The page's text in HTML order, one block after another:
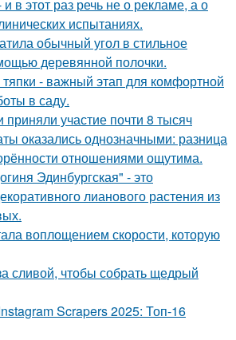
в этот раз речь не о рекламе, а о
испытаниях.
обычный угол в стильное
деревянной полочки.
- важный этап для комфортной
в саду.
участие почти 8 тысяч
оказались однозначными: разница
отношениями ощутима.
Эдинбургская" - это
лианового растения из
воплощением скорости, которую
сливой, чтобы собрать щедрый
Scrapers 2025: Топ-16